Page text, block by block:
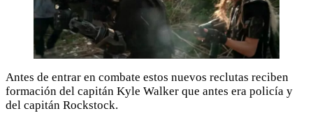
Antes de entrar en combate estos nuevos reclutas reciben
formación del capitán Kyle Walker que antes era policía y
del capitán Rockstock.